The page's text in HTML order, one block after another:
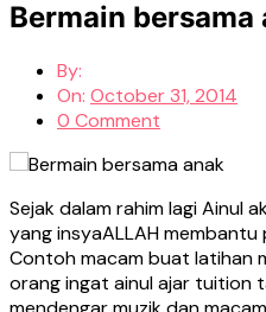
Bermain bersama
By:
On: October 31, 2014
0 Comment
Sejak dalam rahim lagi Ainul
yang insyaALLAH
Contoh macam buat latihan
orang ingat ainul ajar tuition